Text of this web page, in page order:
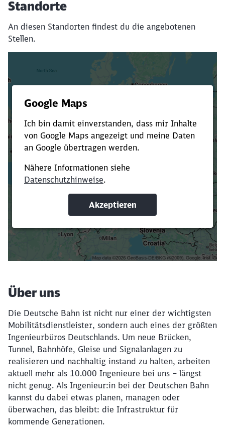
Standorte
An diesen Standorten findest du die angebotenen
Stellen.
Verkürze die Ladezeit, indem du Suchbegriffe
oder Filter hinzufügst.
Suchbegriffe eingeben
Filter setzen
Über uns
Die Deutsche Bahn ist nicht nur einer der wichtigsten
Mobilitätsdienstleister, sondern auch eines der größten
Ingenieurbüros Deutschlands. Um neue Brücken,
Tunnel, Bahnhöfe, Gleise und Signalanlagen zu
realisieren und nachhaltig instand zu halten, arbeiten
aktuell mehr als 10.000 Ingenieure bei uns – längst
nicht genug. Als Ingenieur:in bei der Deutschen Bahn
kannst du dabei etwas planen, managen oder
überwachen, das bleibt: die Infrastruktur für
kommende Generationen.